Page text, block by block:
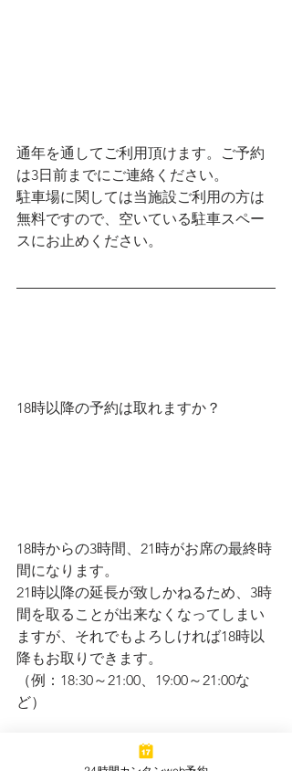
通年を通してご利用頂けます。ご予約
は3日前までにご連絡ください。
駐車場に関しては当施設ご利用の方は
無料ですので、空いている駐車スペー
スにお止めください。
18時以降の予約は取れますか？
18時からの3時間、21時がお席の最終時
間になります。
21時以降の延長が致しかねるため、3時
間を取ることが出来なくなってしまい
ますが、それでもよろしければ18時以
降もお取りできます。
（例：18:30～21:00、19:00～21:00な
ど）